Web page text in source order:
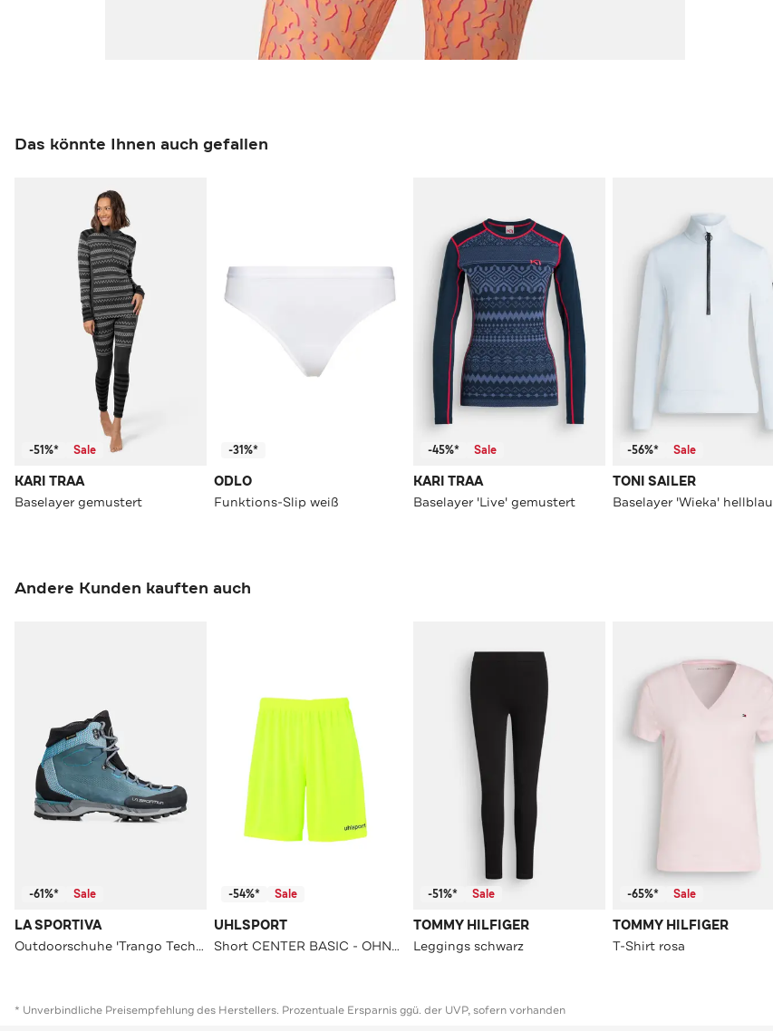
Das könnte Ihnen auch gefallen
-51%* Sale
KARI TRAA
Baselayer gemustert
-31%*
ODLO
Funktions-Slip weiß
-45%* Sale
KARI TRAA
Baselayer 'Live' gemustert
-56%* Sale
TONI SAILER
Baselayer 'Wieka' hellblau
Andere Kunden kauften auch
-61%* Sale
LA SPORTIVA
Outdoorschuhe 'Trango Tech GTX' mehrfarbig
-54%* Sale
UHLSPORT
Short CENTER BASIC - OHNE INNENSLIP fluo gelb/schwarz Straight
-51%* Sale
TOMMY HILFIGER
Leggings schwarz
-65%* Sale
TOMMY HILFIGER
T-Shirt rosa
* Unverbindliche Preisempfehlung des Herstellers. Prozentuale Ersparnis ggü. der UVP, sofern vorhanden